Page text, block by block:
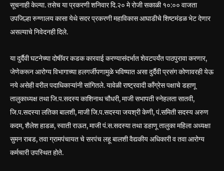
सूचनाही केल्या. तसेच या प्रकरणी शनिवार दि.२० मे रोजी सकाळी १०:०० वाजता
उपजिल्हा रुग्णालय कासा येथे सदर प्रकरणी महाविकास आघाडीचे शिष्टमंडळ भेट देणार
असल्याचे निवेदनही दिले.
या दुर्दैवी घटनेच्या दोषींवर कडक कारवाई करण्यासंदर्भात शेवटपर्यंत पाठपुरावा करणार,
जेणेकरून आरोग्य विभागाच्या हलगर्जीपणामुळे भविष्यात असा दुर्दैवी प्रसंग कोणावरही येऊ
नये असेही वरील पदाधिकाऱ्यांनी सांगितले. यावेळी राष्ट्रवादी काँग्रेस पक्षाचे डहाणू
तालुकाध्यक्ष तथा जि.प.सदस्य काशिनाथ चौधरी, माजी सभापती स्नेहलता सातवी,
जि.प.सदस्या लतिका बालशी, माजी जि.प.सदस्या जयश्री केणी, पं.समिती सदस्य अरुण
कदम, शैलेश हाडळ, स्वाती राऊत, माजी पं.स.सदस्या तथा डहाणू तालुका महिला अध्यक्षा
सुमन राबड, तवा ग्रामपंचायत चे सरपंच लहू बालशी वैद्यकीय अधिकारी व तवा आरोग्य
कर्मचारी उपस्थित होते.